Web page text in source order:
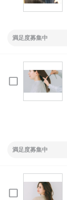
満足度募集中
満足度募集中